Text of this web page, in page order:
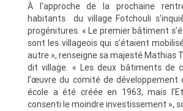
À l'approche de la prochaine
habitants du village Fotchouli
progénitures. « Le premier bâtiment
sont les villageois qui s’étaient
autre », renseigne sa majesté Mathias
dit village. « Les deux bâtiments de
l’œuvre du comité de développement
école a été créée en 1963, mais
consenti le moindre investissement »,